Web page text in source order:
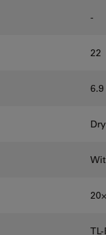
-
22
6.9
Dry
20⨉
TL-